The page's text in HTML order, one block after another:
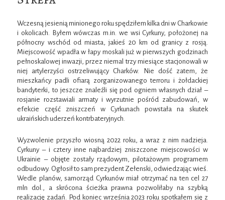
Wczesną jesienią minionego roku spędziłem kilka dni w Charkowie
i okolicach. Byłem wówczas m.in. we wsi Cyrkuny, położonej na
północny wschód od miasta, jakieś 20 km od granicy z rosją.
Miejscowość wpadła w łapy moskali już w pierwszych godzinach
pełnoskalowej inwazji, przez niemal trzy miesiące stacjonowali w
niej artylerzyści ostrzeliwujący Charków. Nie dość zatem, że
mieszkańcy padli ofiarą zorganizowanego terroru i żołdackiej
bandyterki, to jeszcze znaleźli się pod ogniem własnych dział –
rosjanie rozstawiali armaty i wyrzutnie pośród zabudowań, w
efekcie część zniszczeń w Cyrkunach powstała na skutek
ukraińskich uderzeń kontrbateryjnych.
Wyzwolenie przyszło wiosną 2022 roku, a wraz z nim nadzieja.
Cyrkuny – i cztery inne najbardziej zniszczone miejscowości w
Ukrainie – objęte zostały rządowym, pilotażowym programem
odbudowy. Ogłosił to sam prezydent Zełenski, odwiedzając wieś.
Wedle planów, samorząd Cyrkunów miał otrzymać na ten cel 27
mln dol., a skrócona ścieżka prawna pozwoliłaby na szybką
realizację zadań. Pod koniec września 2023 roku spotkałem się z